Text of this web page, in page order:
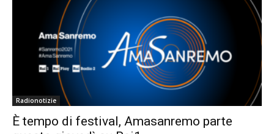
Radionotizie
È tempo di festival, Amasanremo parte